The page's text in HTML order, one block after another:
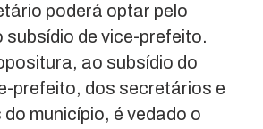
poderá optar pelo
subsídio de vice-prefeito.
ao subsídio do
prefeito, dos secretários e
município, é vedado o